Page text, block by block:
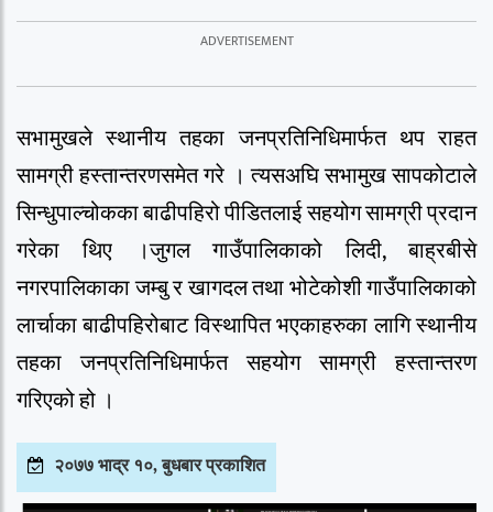
सभामुखले स्थानीय तहका जनप्रतिनिधिमार्फत थप राहत
सामग्री हस्तान्तरणसमेत गरे । त्यसअघि सभामुख सापकोटाले
सिन्धुपाल्चोकका बाढीपहिरो पीडितलाई सहयोग सामग्री प्रदान
गरेका थिए ।जुगल गाउँपालिकाको लिदी, बाह्रबीसे
नगरपालिकाका जम्बु र खागदल तथा भोटेकोशी गाउँपालिकाको
लार्चाका बाढीपहिरोबाट विस्थापित भएकाहरुका लागि स्थानीय
तहका जनप्रतिनिधिमार्फत सहयोग सामग्री हस्तान्तरण
गरिएको हो ।
२०७७ भाद्र १०, बुधबार प्रकाशित